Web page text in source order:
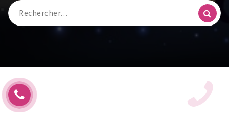
Recherche
pour :